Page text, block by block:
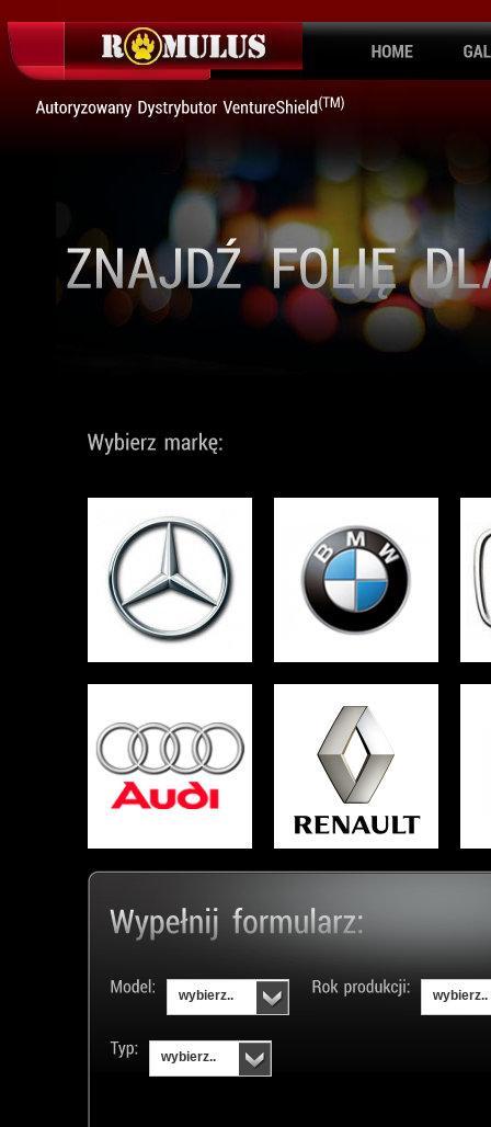
wybierz.. wybierz..
wybierz..